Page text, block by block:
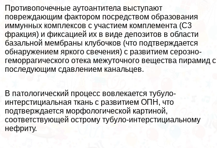
Противопочечные аутоантитела выступают
повреждающим фактором посредством образования
иммунных комплексов с участием комплемента (С3
фpaкция) и фиксацией их в виде депозитов в области
базальной мембраны клубочков (что подтверждается
обнаружением яркого свечения) с развитием серозно-
геморрагического отека межуточного вещества пирамид с
последующим сдавлением кaнaльцев.
В патологический процесс вовлекается тубуло-
интерстициальная ткань с развитием ОПН, что
подтверждается морфологической картиной,
соответствующей острому тубуло-интерстициальному
нефриту.